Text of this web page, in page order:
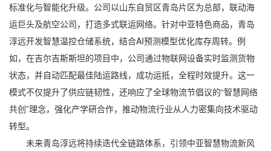
标准化与智能化升级。公司以山东自贸区青岛片区为总部，联动海
运巨头及航空公司，打造多式联运网络。针对中亚特色商品，青岛
淳远开发智慧温控仓储系统，结合AI预测模型优化库存周转。例
如，在吉尔吉斯斯坦的项目中，公司通过物联网设备实时监测货物
状态，并自动匹配最佳陆运路线，成功运抵，全程时效提升。这一
模式不仅提升了供应链韧性，还响应了全球物流节倡议的“智慧网络
共创”理念，强化产学研合作，推动物流行业从人力密集向技术驱动
转型。
未来青岛淳远将持续迭代全链路体系，引领中亚智慧物流新风